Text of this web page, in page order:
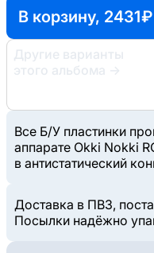
В корзину, 2431 ₽
Другие варианты
этого альбома
→
Все Б/У пластинки
аппарате Okki Nokki
в антистатический
Доставка в ПВЗ,
Посылки надёжно